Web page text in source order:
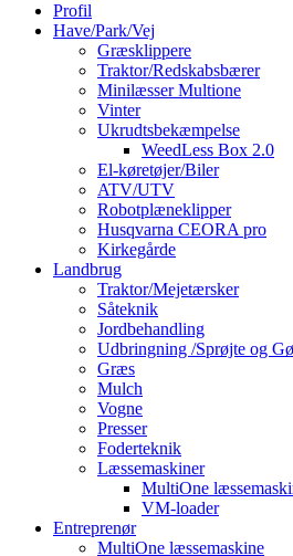
Profil
Have/Park/Vej
Græsklippere
Traktor/Redskabsbærer
Minilæsser Multione
Vinter
Ukrudtsbekæmpelse
WeedLess Box 2.0
El-køretøjer/Biler
ATV/UTV
Robotplæneklipper
Husqvarna CEORA pro
Kirkegårde
Landbrug
Traktor/Mejetærsker
Såteknik
Jordbehandling
Udbringning /Sprøjte og
Græs
Mulch
Vogne
Presser
Foderteknik
Læssemaskiner
MultiOne
VM-loader
Entreprenør
MultiOne læssemaskine